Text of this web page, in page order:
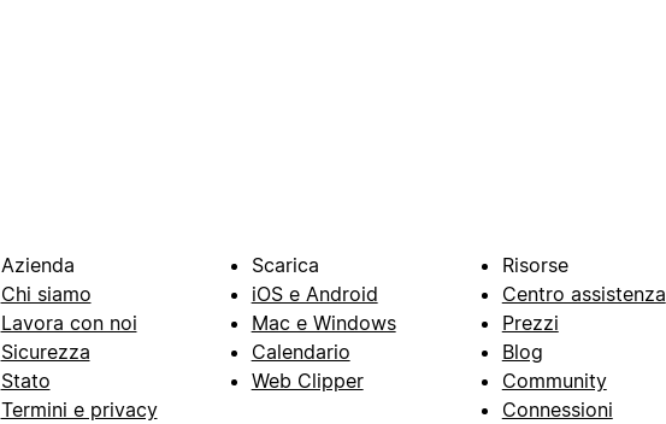
Azienda
Chi siamo
Lavora con noi
Sicurezza
Stato
Termini e privacy
Scarica
iOS e Android
Mac e Windows
Calendario
Web Clipper
Risorse
Centro assistenza
Prezzi
Blog
Community
Connessioni